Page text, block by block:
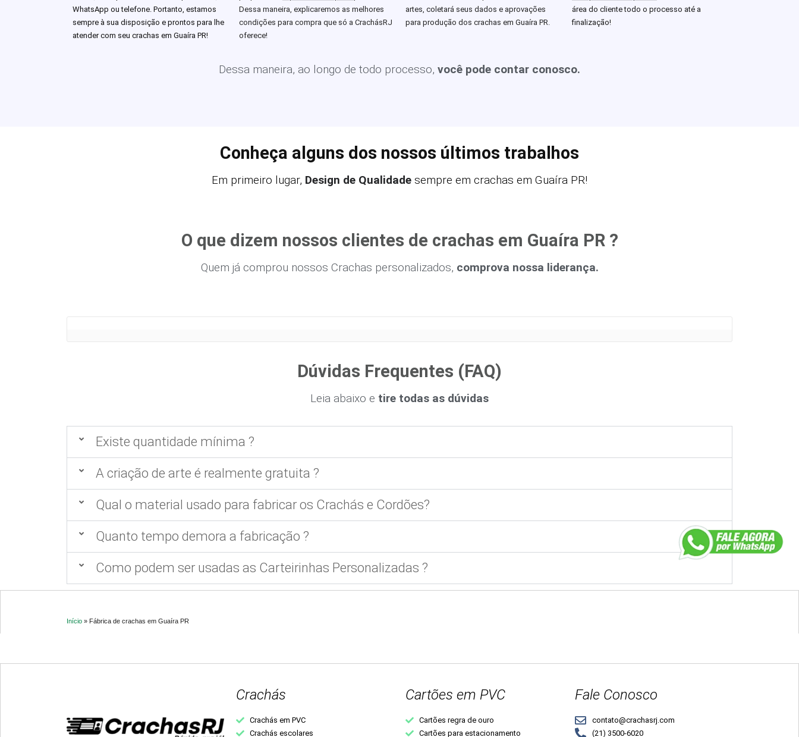
WhatsApp ou telefone. Portanto, estamos
sempre à sua disposição e prontos para lhe
atender com seu crachas em Guaíra PR!
Dessa maneira, explicaremos as melhores
condições para compra que só a CrachásRJ
oferece!
artes, coletará seus dados e aprovações
para produção dos crachas em Guaíra PR.
área do cliente todo o processo até a
finalização!
Dessa maneira, ao longo de todo processo, você pode contar conosco.
Conheça alguns dos nossos últimos trabalhos
Em primeiro lugar, Design de Qualidade sempre em crachas em Guaíra PR!
O que dizem nossos clientes de crachas em Guaíra PR ?
Quem já comprou nossos Crachas personalizados, comprova nossa liderança.
Dúvidas Frequentes (FAQ)
Leia abaixo e tire todas as dúvidas
Existe quantidade mínima ?
A criação de arte é realmente gratuita ?
Qual o material usado para fabricar os Crachás e Cordões?
Quanto tempo demora a fabricação ?
Como podem ser usadas as Carteirinhas Personalizadas ?
Início » Fábrica de crachas em Guaíra PR
Crachás
Crachás em PVC
Crachás escolares
Cartões em PVC
Cartões regra de ouro
Cartões para estacionamento
Fale Conosco
contato@crachasrj.com
(21) 3500-6020